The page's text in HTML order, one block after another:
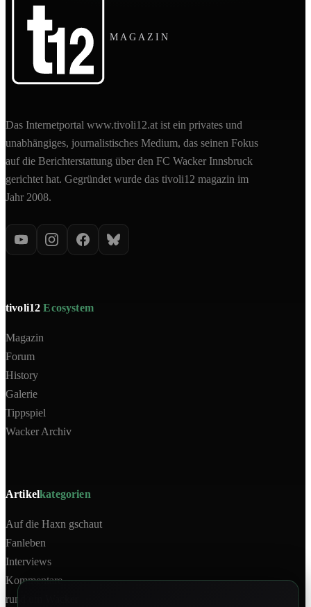
MAGAZIN
Das Internetportal www.tivoli12.at ist ein privates und
unabhängiges, journalistisches Medium, das seinen Fokus
auf die Berichterstattung über den FC Wacker Innsbruck
gerichtet hat. Gegründet wurde das tivoli12 magazin im
Jahr 2008.
tivoli12Ecosystem
Magazin
Forum
History
Galerie
Tippspiel
Wacker Archiv
Artikelkategorien
Auf die Haxn gschaut
Fanleben
Interviews
Kommentare
rund um Wacker